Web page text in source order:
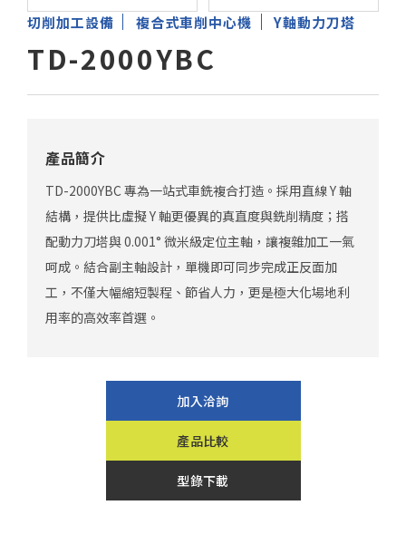
切削加工設備 複合式車削中心機 Y軸動力刀塔
TD-2000YBC
產品簡介
TD-2000YBC 專為一站式車銑複合打造。採用直線 Y 軸
結構，提供比虛擬 Y 軸更優異的真直度與銑削精度；搭
配動力刀塔與 0.001° 微米級定位主軸，讓複雜加工一氣
呵成。結合副主軸設計，單機即可同步完成正反面加
工，不僅大幅縮短製程、節省人力，更是極大化場地利
用率的高效率首選。
加入洽詢
產品比較
型錄下載